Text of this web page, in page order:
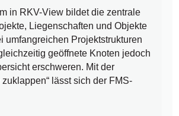
in RKV-View bildet die zentrale
Liegenschaften und Objekte
umfangreichen Projektstrukturen
geöffnete Knoten jedoch
erschweren. Mit der
zuklappen“ lässt sich der FMS-